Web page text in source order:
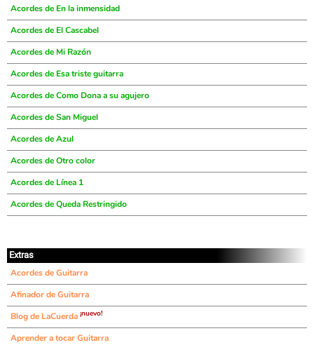
Acordes de En la inmensidad
Acordes de El Cascabel
Acordes de Mi Razón
Acordes de Esa triste guitarra
Acordes de Como Dona a su agujero
Acordes de San Miguel
Acordes de Azul
Acordes de Otro color
Acordes de Línea 1
Acordes de Queda Restringido
Extras
Acordes de Guitarra
Afinador de Guitarra
Blog de LaCuerda ¡nuevo!
Aprender a tocar Guitarra